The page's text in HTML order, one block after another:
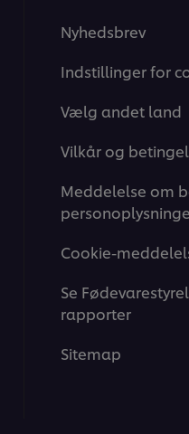
Nyhedsbrev
Indstillinger for
Vælg andet land
Vilkår og
Meddelelse om
Cookie-
Se
rapporter
Sitemap